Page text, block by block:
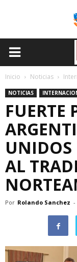
Inicio Noticias
NOTICIAS
FUERTE
UNIDOS
AL
Por Rolando Sanchez -